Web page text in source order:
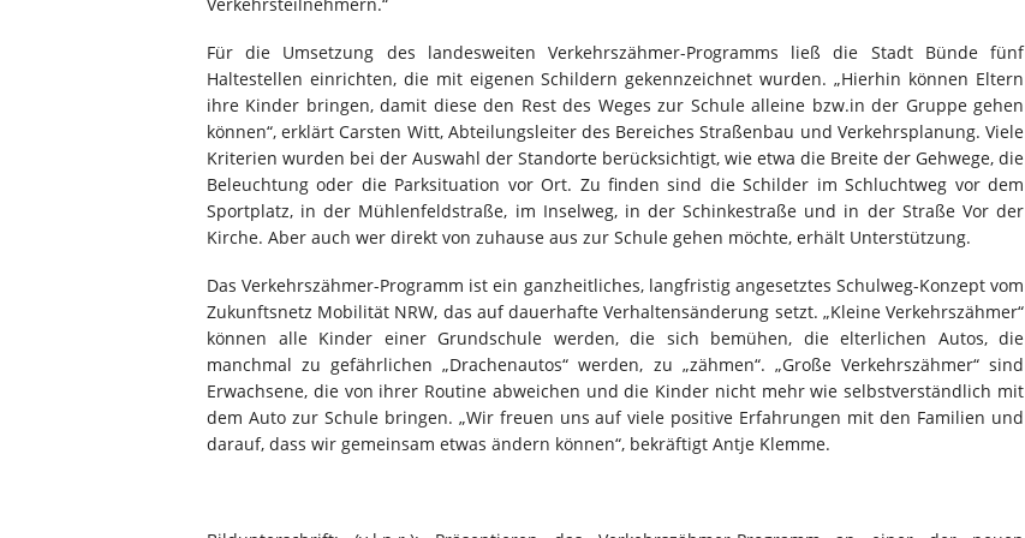
Für die Umsetzung des landesweiten Verkehrszähmer-Programms ließ die Stadt Bünde fünf
Haltestellen einrichten, die mit eigenen Schildern gekennzeichnet wurden. „Hierhin können Eltern
ihre Kinder bringen, damit diese den Rest des Weges zur Schule alleine bzw.in der Gruppe gehen
können“, erklärt Carsten Witt, Abteilungsleiter des Bereiches Straßenbau und Verkehrsplanung. Viele
Kriterien wurden bei der Auswahl der Standorte berücksichtigt, wie etwa die Breite der Gehwege, die
Beleuchtung oder die Parksituation vor Ort. Zu finden sind die Schilder im Schluchtweg vor dem
Sportplatz, in der Mühlenfeldstraße, im Inselweg, in der Schinkestraße und in der Straße Vor der
Kirche. Aber auch wer direkt von zuhause aus zur Schule gehen möchte, erhält Unterstützung.
Das Verkehrszähmer-Programm ist ein ganzheitliches, langfristig angesetztes Schulweg-Konzept vom
Zukunftsnetz Mobilität NRW, das auf dauerhafte Verhaltensänderung setzt. „Kleine Verkehrszähmer“
können alle Kinder einer Grundschule werden, die sich bemühen, die elterlichen Autos, die
manchmal zu gefährlichen „Drachenautos“ werden, zu „zähmen“. „Große Verkehrszähmer“ sind
Erwachsene, die von ihrer Routine abweichen und die Kinder nicht mehr wie selbstverständlich mit
dem Auto zur Schule bringen. „Wir freuen uns auf viele positive Erfahrungen mit den Familien und
darauf, dass wir gemeinsam etwas ändern können“, bekräftigt Antje Klemme.